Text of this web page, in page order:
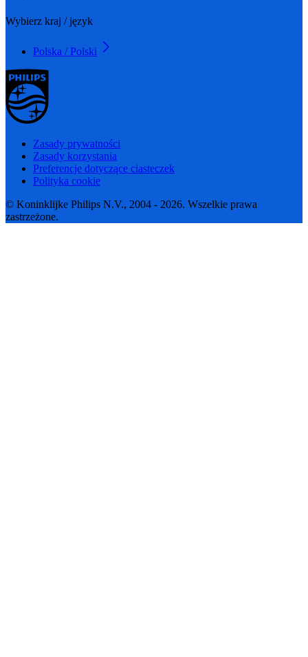
Wybierz kraj / język
Polska / Polski
Zasady prywatności
Zasady korzystania
Preferencje dotyczące ciasteczek
Polityka cookie
© Koninklijke Philips N.V., 2004 - 2026. Wszelkie prawa
zastrzeżone.